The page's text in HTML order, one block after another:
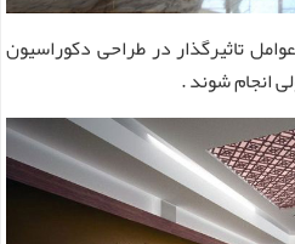
تاثیرگذار در طراحی دکوراسیون
انجام شوند .